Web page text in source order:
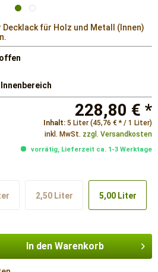
für Holz und Metall (Innen)
228,80 € *
Inhalt: 5 Liter (45,76 € * / 1 Liter)
inkl. MwSt. zzgl. Versandkosten
vorrätig, Lieferzeit ca. 1-3 Werktage
2,50 Liter 5,00 Liter
In den Warenkorb